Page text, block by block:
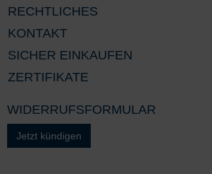
RECHTLICHES
KONTAKT
SICHER EINKAUFEN
ZERTIFIKATE
WIDERRUFSFORMULAR
Jetzt kündigen